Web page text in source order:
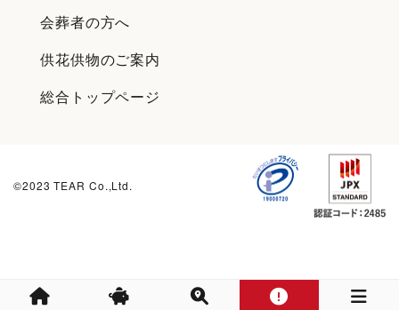
会葬者の方へ
供花供物のご案内
総合トップページ
©2023 TEAR Co.,Ltd.